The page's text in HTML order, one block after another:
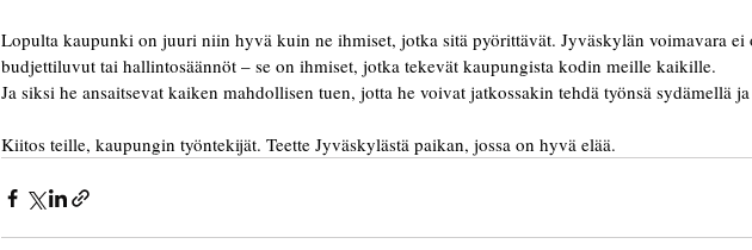
Lopulta kaupunki on juuri niin hyvä kuin ne ihmiset, jotka sitä pyörittävät. Jyväskylän voimavara ei
budjettiluvut tai hallintosäännöt – se on ihmiset, jotka tekevät kaupungista kodin meille kaikille.
Ja siksi he ansaitsevat kaiken mahdollisen tuen, jotta he voivat jatkossakin tehdä työnsä sydämellä
Kiitos teille, kaupungin työntekijät. Teette Jyväskylästä paikan, jossa on hyvä elää.